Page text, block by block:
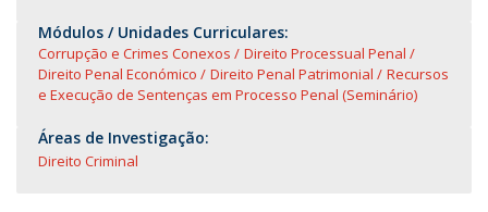
Módulos / Unidades Curriculares:
Corrupção e Crimes Conexos
Direito Processual Penal
Direito Penal Económico
Direito Penal Patrimonial
Recursos
e Execução de Sentenças em Processo Penal (Seminário)
Áreas de Investigação:
Direito Criminal